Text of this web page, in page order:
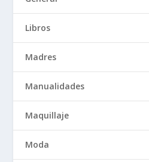
Libros
Madres
Manualidades
Maquillaje
Moda